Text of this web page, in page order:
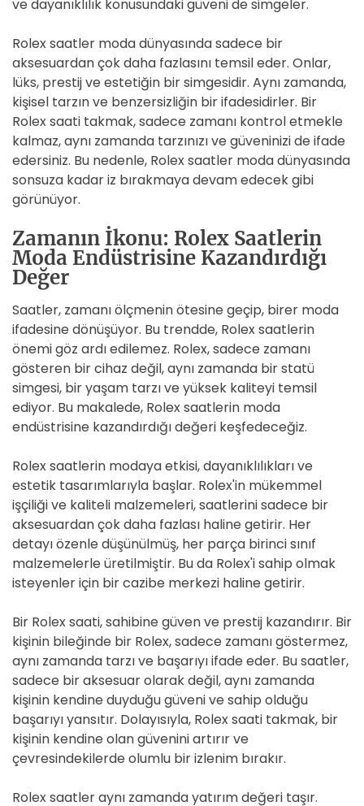
ve dayanıklılık konusundaki güveni de simgeler.
Rolex saatler moda dünyasında sadece bir
aksesuardan çok daha fazlasını temsil eder. Onlar,
lüks, prestij ve estetiğin bir simgesidir. Aynı zamanda,
kişisel tarzın ve benzersizliğin bir ifadesidirler. Bir
Rolex saati takmak, sadece zamanı kontrol etmekle
kalmaz, aynı zamanda tarzınızı ve güveninizi de ifade
edersiniz. Bu nedenle, Rolex saatler moda dünyasında
sonsuza kadar iz bırakmaya devam edecek gibi
görünüyor.
Zamanın İkonu: Rolex Saatlerin
Moda Endüstrisine Kazandırdığı
Değer
Saatler, zamanı ölçmenin ötesine geçip, birer moda
ifadesine dönüşüyor. Bu trendde, Rolex saatlerin
önemi göz ardı edilemez. Rolex, sadece zamanı
gösteren bir cihaz değil, aynı zamanda bir statü
simgesi, bir yaşam tarzı ve yüksek kaliteyi temsil
ediyor. Bu makalede, Rolex saatlerin moda
endüstrisine kazandırdığı değeri keşfedeceğiz.
Rolex saatlerin modaya etkisi, dayanıklılıkları ve
estetik tasarımlarıyla başlar. Rolex'in mükemmel
işçiliği ve kaliteli malzemeleri, saatlerini sadece bir
aksesuardan çok daha fazlası haline getirir. Her
detayı özenle düşünülmüş, her parça birinci sınıf
malzemelerle üretilmiştir. Bu da Rolex'i sahip olmak
isteyenler için bir cazibe merkezi haline getirir.
Bir Rolex saati, sahibine güven ve prestij kazandırır. Bir
kişinin bileğinde bir Rolex, sadece zamanı göstermez,
aynı zamanda tarzı ve başarıyı ifade eder. Bu saatler,
sadece bir aksesuar olarak değil, aynı zamanda
kişinin kendine duyduğu güveni ve sahip olduğu
başarıyı yansıtır. Dolayısıyla, Rolex saati takmak, bir
kişinin kendine olan güvenini artırır ve
çevresindekilerde olumlu bir izlenim bırakır.
Rolex saatler aynı zamanda yatırım değeri taşır.